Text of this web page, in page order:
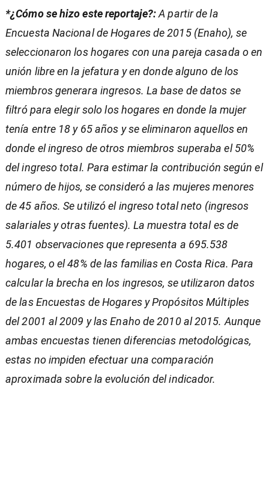
*¿Cómo se hizo este reportaje?:A partir de la
Encuesta Nacional de Hogares de 2015 (Enaho), se
seleccionaron los hogares con una pareja casada o en
unión libre en la jefatura y en donde alguno de los
miembros generara ingresos. La base de datos se
filtró para elegir solo los hogares en donde la mujer
tenía entre 18 y 65 años y se eliminaron aquellos en
donde el ingreso de otros miembros superaba el 50%
del ingreso total. Para estimar la contribución según el
número de hijos, se consideró a las mujeres menores
de 45 años. Se utilizó el ingreso total neto (ingresos
salariales y otras fuentes). La muestra total es de
5.401 observaciones que representa a 695.538
hogares, o el 48% de las familias en Costa Rica. Para
calcular la brecha en los ingresos, se utilizaron datos
de las Encuestas de Hogares y Propósitos Múltiples
del 2001 al 2009 y las Enaho de 2010 al 2015. Aunque
ambas encuestas tienen diferencias metodológicas,
estas no impiden efectuar una comparación
aproximada sobre la evolución del indicador.